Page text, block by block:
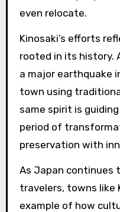
even relocate.
Kinosaki’s efforts
rooted in its history.
a major earthquake
town using
same spirit is
period of
preservation with
As Japan continues
travelers, towns like
example of how